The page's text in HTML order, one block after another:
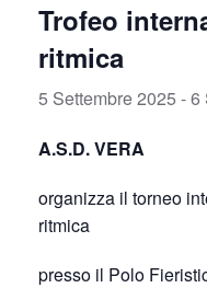
Trofeo
ritmica
5 Settembre 2025 -6
A.S.D. VERA
organizza il torneo
ritmica
presso il Polo